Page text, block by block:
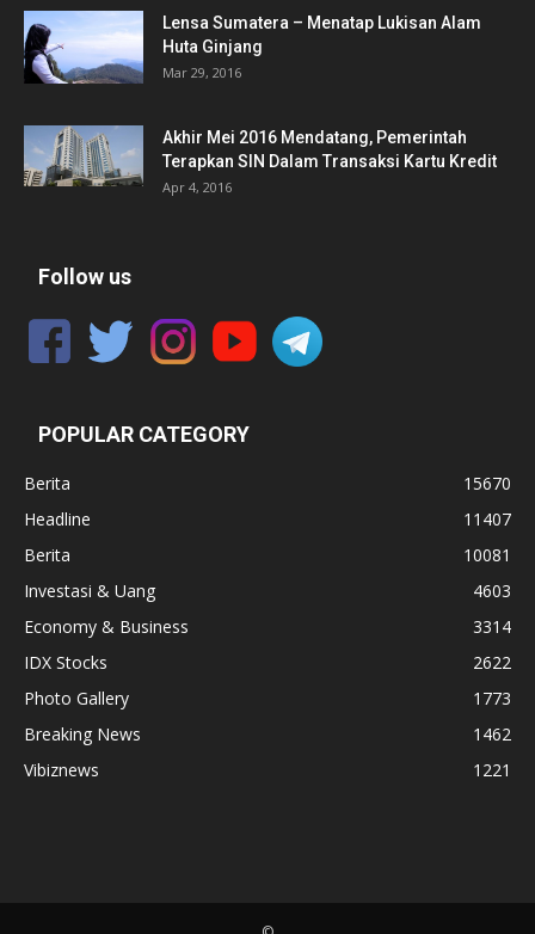
Lensa Sumatera – Menatap Lukisan Alam
Huta Ginjang
Mar 29, 2016
Akhir Mei 2016 Mendatang, Pemerintah
Terapkan SIN Dalam Transaksi Kartu Kredit
Apr 4, 2016
Follow us
POPULAR CATEGORY
Berita
15670
Headline
11407
Berita
10081
Investasi & Uang
4603
Economy & Business
3314
IDX Stocks
2622
Photo Gallery
1773
Breaking News
1462
Vibiznews
1221